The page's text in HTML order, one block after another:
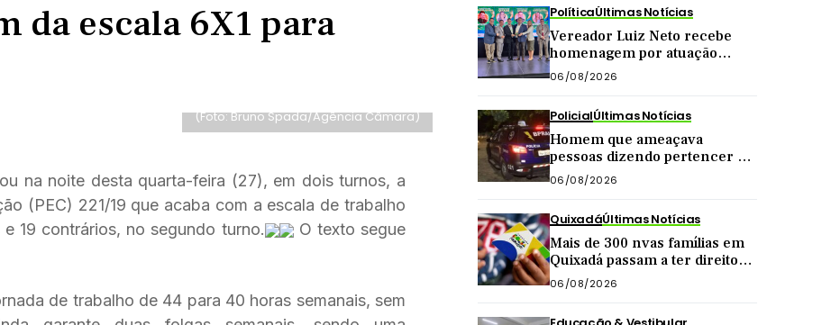
da escala 6X1 para
(Foto: Bruno Spada/Agência Câmara)
na noite desta quarta-feira (27), em dois turnos, a
(PEC) 221/19 que acaba com a escala de trabalho
19 contrários, no segundo turno.
O texto segue
de trabalho de 44 para 40 horas semanais, sem
PolíticaÚltimas Notícias
Vereador Luiz Neto recebe
homenagem por atuação
como presidente da Câmara
de Quixadá
06/08/2026
PolicialÚltimas Notícias
Homem que ameaçava
pessoas dizendo pertencer a
grupo criminoso é preso pelo
BPRaio em Quixeramobim
06/08/2026
QuixadáÚltimas Notícias
Mais de 300 nvas famílias em
Quixadá passam a ter direito
de receber Bolsa Família
06/08/2026